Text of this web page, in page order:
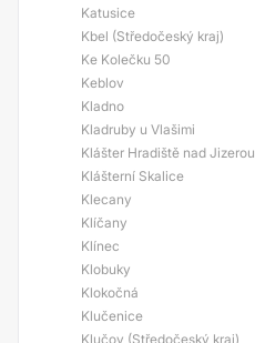
Katusice
Kbel (Středočeský kraj)
Ke Kolečku 50
Keblov
Kladno
Kladruby u Vlašimi
Klášter Hradiště nad Jizerou
Klášterní Skalice
Klecany
Klíčany
Klínec
Klobuky
Klokočná
Klučenice
Klučov (Středočeský kraj)